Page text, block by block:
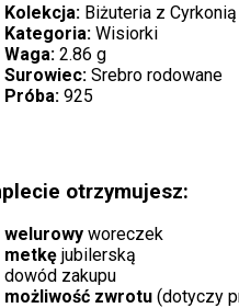
Kolekcja: Biżuteria z Cyrkonią
Kategoria: Wisiorki
Waga: 2.86 g
Surowiec: Srebro rodowane
Próba: 925
otrzymujesz:
welurowy woreczek
metkę jubilerską
dowód zakupu
możliwość zwrotu (dotyczy